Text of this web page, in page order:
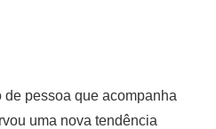
pessoa que acompanha
uma nova tendência